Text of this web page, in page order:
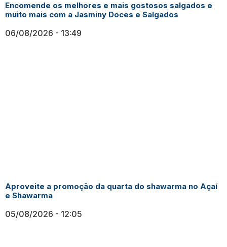
Encomende os melhores e mais gostosos salgados e
muito mais com a Jasminy Doces e Salgados
06/08/2026 13:49
Aproveite a promoção da quarta do shawarma no Açaí
e Shawarma
05/08/2026 12:05